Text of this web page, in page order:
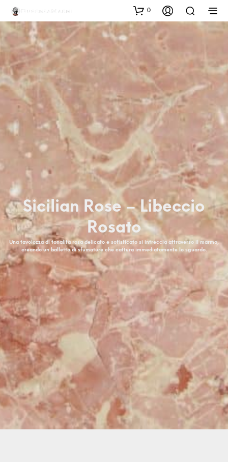
0
Sicilian Rose – Libeccio
Rosato
Una tavolozza di tonalità rosa delicato e sofisticato si intreccia attraverso il marmo,
creando un balletto di sfumature che cattura immediatamente lo sguardo.